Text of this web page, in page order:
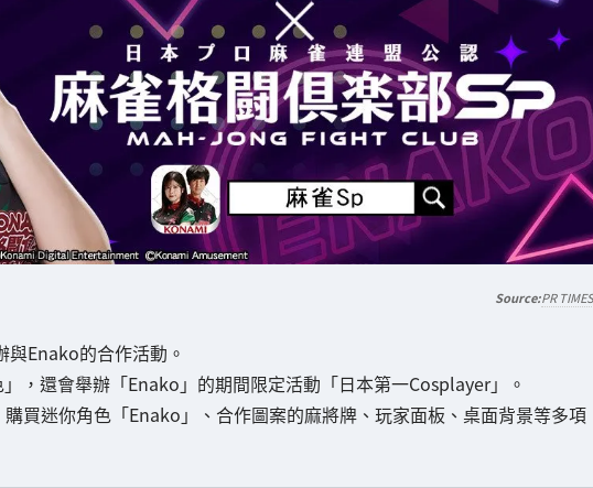
PR TIMES
Enako的合作活動。
，還會舉辦「Enako」的期間限定活動「日本第一Cosplayer」。
買迷你角色「Enako」、合作圖案的麻將牌、玩家面板、桌面背景等多項